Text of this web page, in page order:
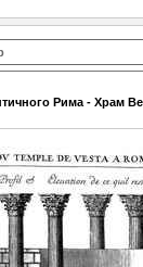
Рима - Храм